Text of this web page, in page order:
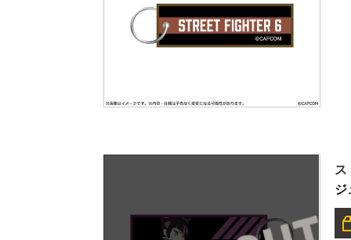
ス
ジ